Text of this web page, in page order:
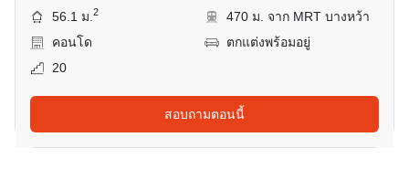
56.1 ม.2
470 ม. จาก MRT บางหว้า
คอนโด
ตกแต่งพร้อมอยู่
20
สอบถามตอนนี้